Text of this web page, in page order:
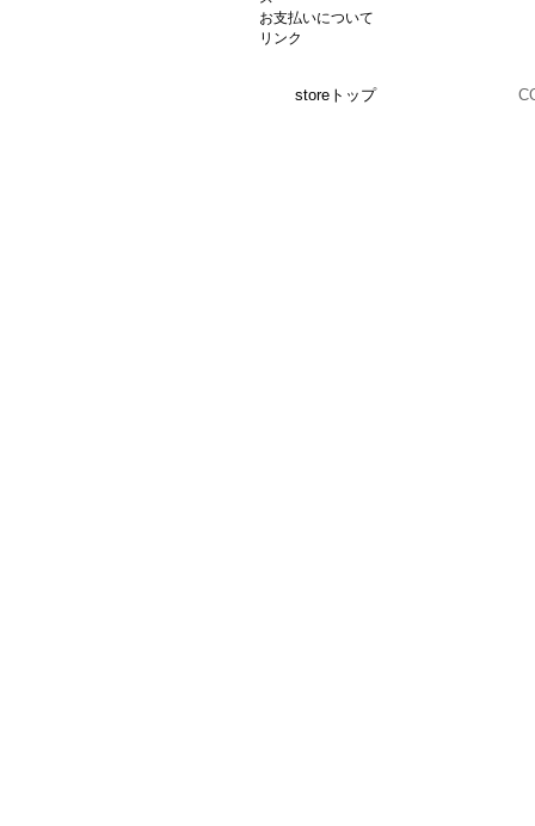
お支払いについて
リンク
storeトップ